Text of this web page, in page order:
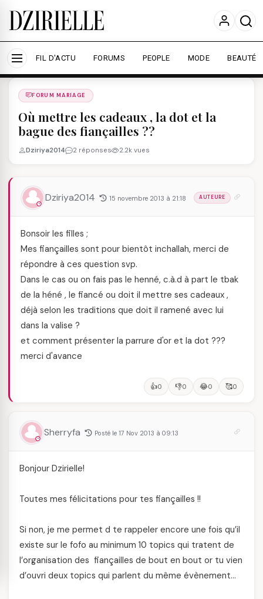
Nous utilisons des cookies pour améliorer votre
expérience et mesurer l'audience.
En savoir plus
Accepter tout Personnaliser
FIL D'ACTU FORUMS PEOPLE MODE BEAUTÉ
Forums
FORUM MARIAGE
Où mettre les cadeaux , la dot et la
bague des fiançailles ??
Dziriya2014 2 réponses 2.2k vues
Dziriya2014 15 novembre 2013 à 21:18 AUTEURE
Bonsoir les filles ;
Mes fiançailles sont pour bientôt inchallah, merci de
répondre à ces question svp.
Dans le cas ou on fais pas le henné, c.à.d à part le tbak
de la héné , le fiancé ou doit il mettre ses cadeaux ,
déjà selon les traditions que doit il ramené avec lui
dans la valise ?
et comment présenter la parrure d'or et la dot ???
merci d'avance
👍0 👎0 😂0 🥰0
Sherryfa Posté le 17 Nov 2013 à 09:13
Bonjour Dzirielle!
Toutes mes félicitations pour tes fiançailles !!
Si non, je me permet d te rappeler encore une fois qu’il
existe sur le fofo au minimum 10 topics qui tratent de
l’organisation des fiançailles de bout en bout or tu vien
d’ouvri deux topics qui parlent du même évènement…